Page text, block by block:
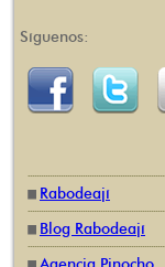
Síguenos:
Rabodeají
Blog Rabodeají